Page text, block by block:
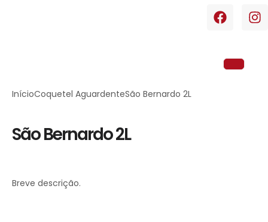
InícioCoquetel AguardenteSão Bernardo 2L
São Bernardo 2L
Breve descrição.